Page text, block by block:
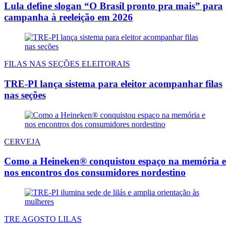
Lula define slogan “O Brasil pronto pra mais” para
campanha à reeleição em 2026
FILAS NAS SEÇÕES ELEITORAIS
TRE-PI lança sistema para eleitor acompanhar filas
nas seções
CERVEJA
Como a Heineken® conquistou espaço na memória e
nos encontros dos consumidores nordestino
TRE AGOSTO LILAS